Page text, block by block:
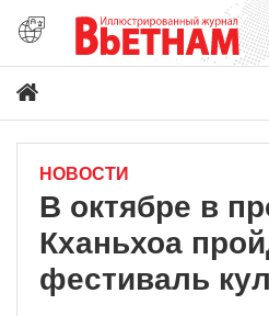
НОВОСТИ
В октябре в
Кханьхоа
фестиваль